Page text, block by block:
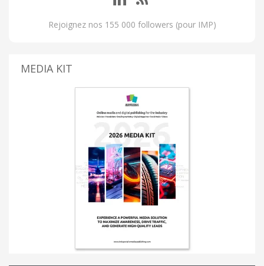
Rejoignez nos 155 000 followers (pour IMP)
MEDIA KIT